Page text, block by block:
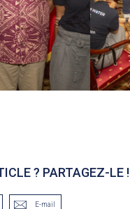
? PARTAGEZ-LE !
E-mail